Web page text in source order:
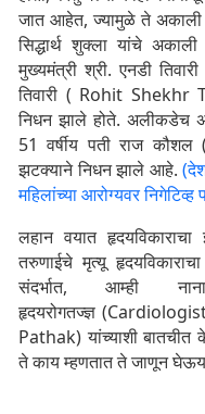
जात आहेत, ज्यामुळे ते
सिद्धार्थ शुक्ला यांचे
मुख्यमंत्री श्री. एनडी
तिवारी ( Rohit Shekhr
निधन झाले होते. अलीकडेच
51 वर्षीय पती राज कौशल
झटक्याने निधन झाले आहे.
महिलांच्या आरोग्यवर
लहान वयात
तरुणाईचे मृत्यू
संदर्भात, आम्ही
हृदयरोगतज्ज्ञ
Pathak) यांच्याशी बातचीत
ते काय म्हणतात ते जाणून